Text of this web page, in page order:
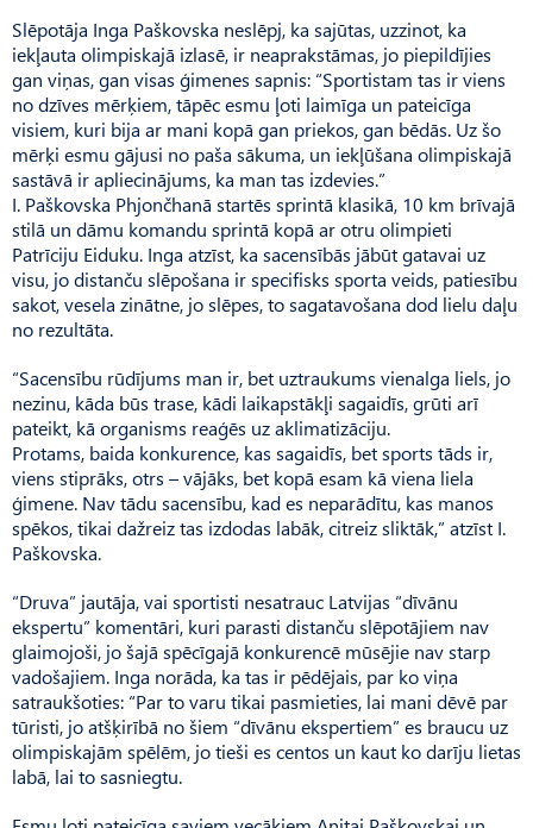
Slēpotāja Inga Paškovska neslēpj, ka sajūtas, uzzinot, ka
iekļauta olimpiskajā izlasē, ir neaprakstāmas, jo piepildījies
gan viņas, gan visas ģimenes sapnis: “Sportistam tas ir viens
no dzīves mērķiem, tāpēc esmu ļoti laimīga un pateicīga
visiem, kuri bija ar mani kopā gan priekos, gan bēdās. Uz šo
mērķi esmu gājusi no paša sākuma, un iekļūšana olimpiskajā
sastāvā ir apliecinājums, ka man tas izdevies.”
I. Paškovska Phjončhanā startēs sprintā klasikā, 10 km brīvajā
stilā un dāmu komandu sprintā kopā ar otru olimpieti
Patrīciju Eiduku. Inga atzīst, ka sacensībās jābūt gatavai uz
visu, jo distanču slēpošana ir specifisks sporta veids, patiesību
sakot, vesela zinātne, jo slēpes, to sagatavošana dod lielu daļu
no rezultāta.
“Sacensību rūdījums man ir, bet uztraukums vienalga liels, jo
nezinu, kāda būs trase, kādi laikapstākļi sagaidīs, grūti arī
pateikt, kā organisms reaģēs uz aklimatizā­ciju.
Protams, baida konkurence, kas sagaidīs, bet sports tāds ir,
viens stiprāks, otrs – vājāks, bet kopā esam kā viena liela
ģimene. Nav tādu sacensību, kad es neparādītu, kas manos
spēkos, tikai dažreiz tas izdodas labāk, citreiz sliktāk,” atzīst I.
Paškovska.
“Druva” jautāja, vai sportisti nesatrauc Latvijas “dīvānu
ekspertu” komentāri, kuri parasti distanču slēpotājiem nav
glaimojoši, jo šajā spēcīgajā konkurencē mūsējie nav starp
vadošajiem. Inga norāda, ka tas ir pēdējais, par ko viņa
satraukšoties: “Par to varu tikai pasmieties, lai mani dēvē par
tūristi, jo atšķirībā no šiem “dīvānu ekspertiem” es braucu uz
olimpiskajām spēlēm, jo tieši es centos un kaut ko darīju lietas
labā, lai to sasniegtu.